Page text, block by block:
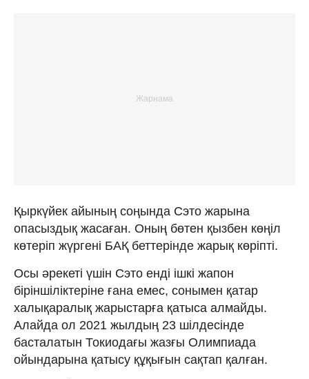
Қыркүйек айының соңында Сэто жарына
опасыздық жасаған. Оның бөтен қызбен көңіл
көтеріп жүргені БАҚ беттерінде жарық көріпті.
Осы әрекеті үшін Сэто енді ішкі жапон
біріншіліктеріне ғана емес, сонымен қатар
халықаралық жарыстарға қатыса алмайды.
Алайда ол 2021 жылдың 23 шілдесінде
басталатын Токиодағы жазғы Олимпиада
ойындарына қатысу құқығын сақтап қалған.